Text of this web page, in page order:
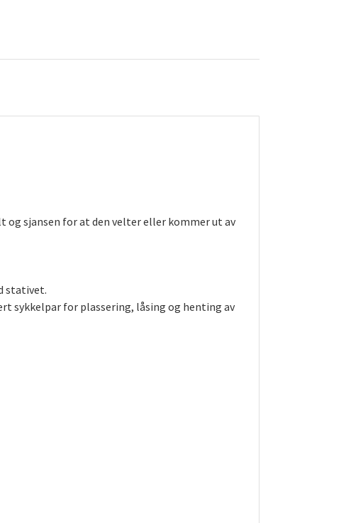
sjansen for at den velter eller kommer ut av
stativet.
sykkelpar for plassering, låsing og henting av